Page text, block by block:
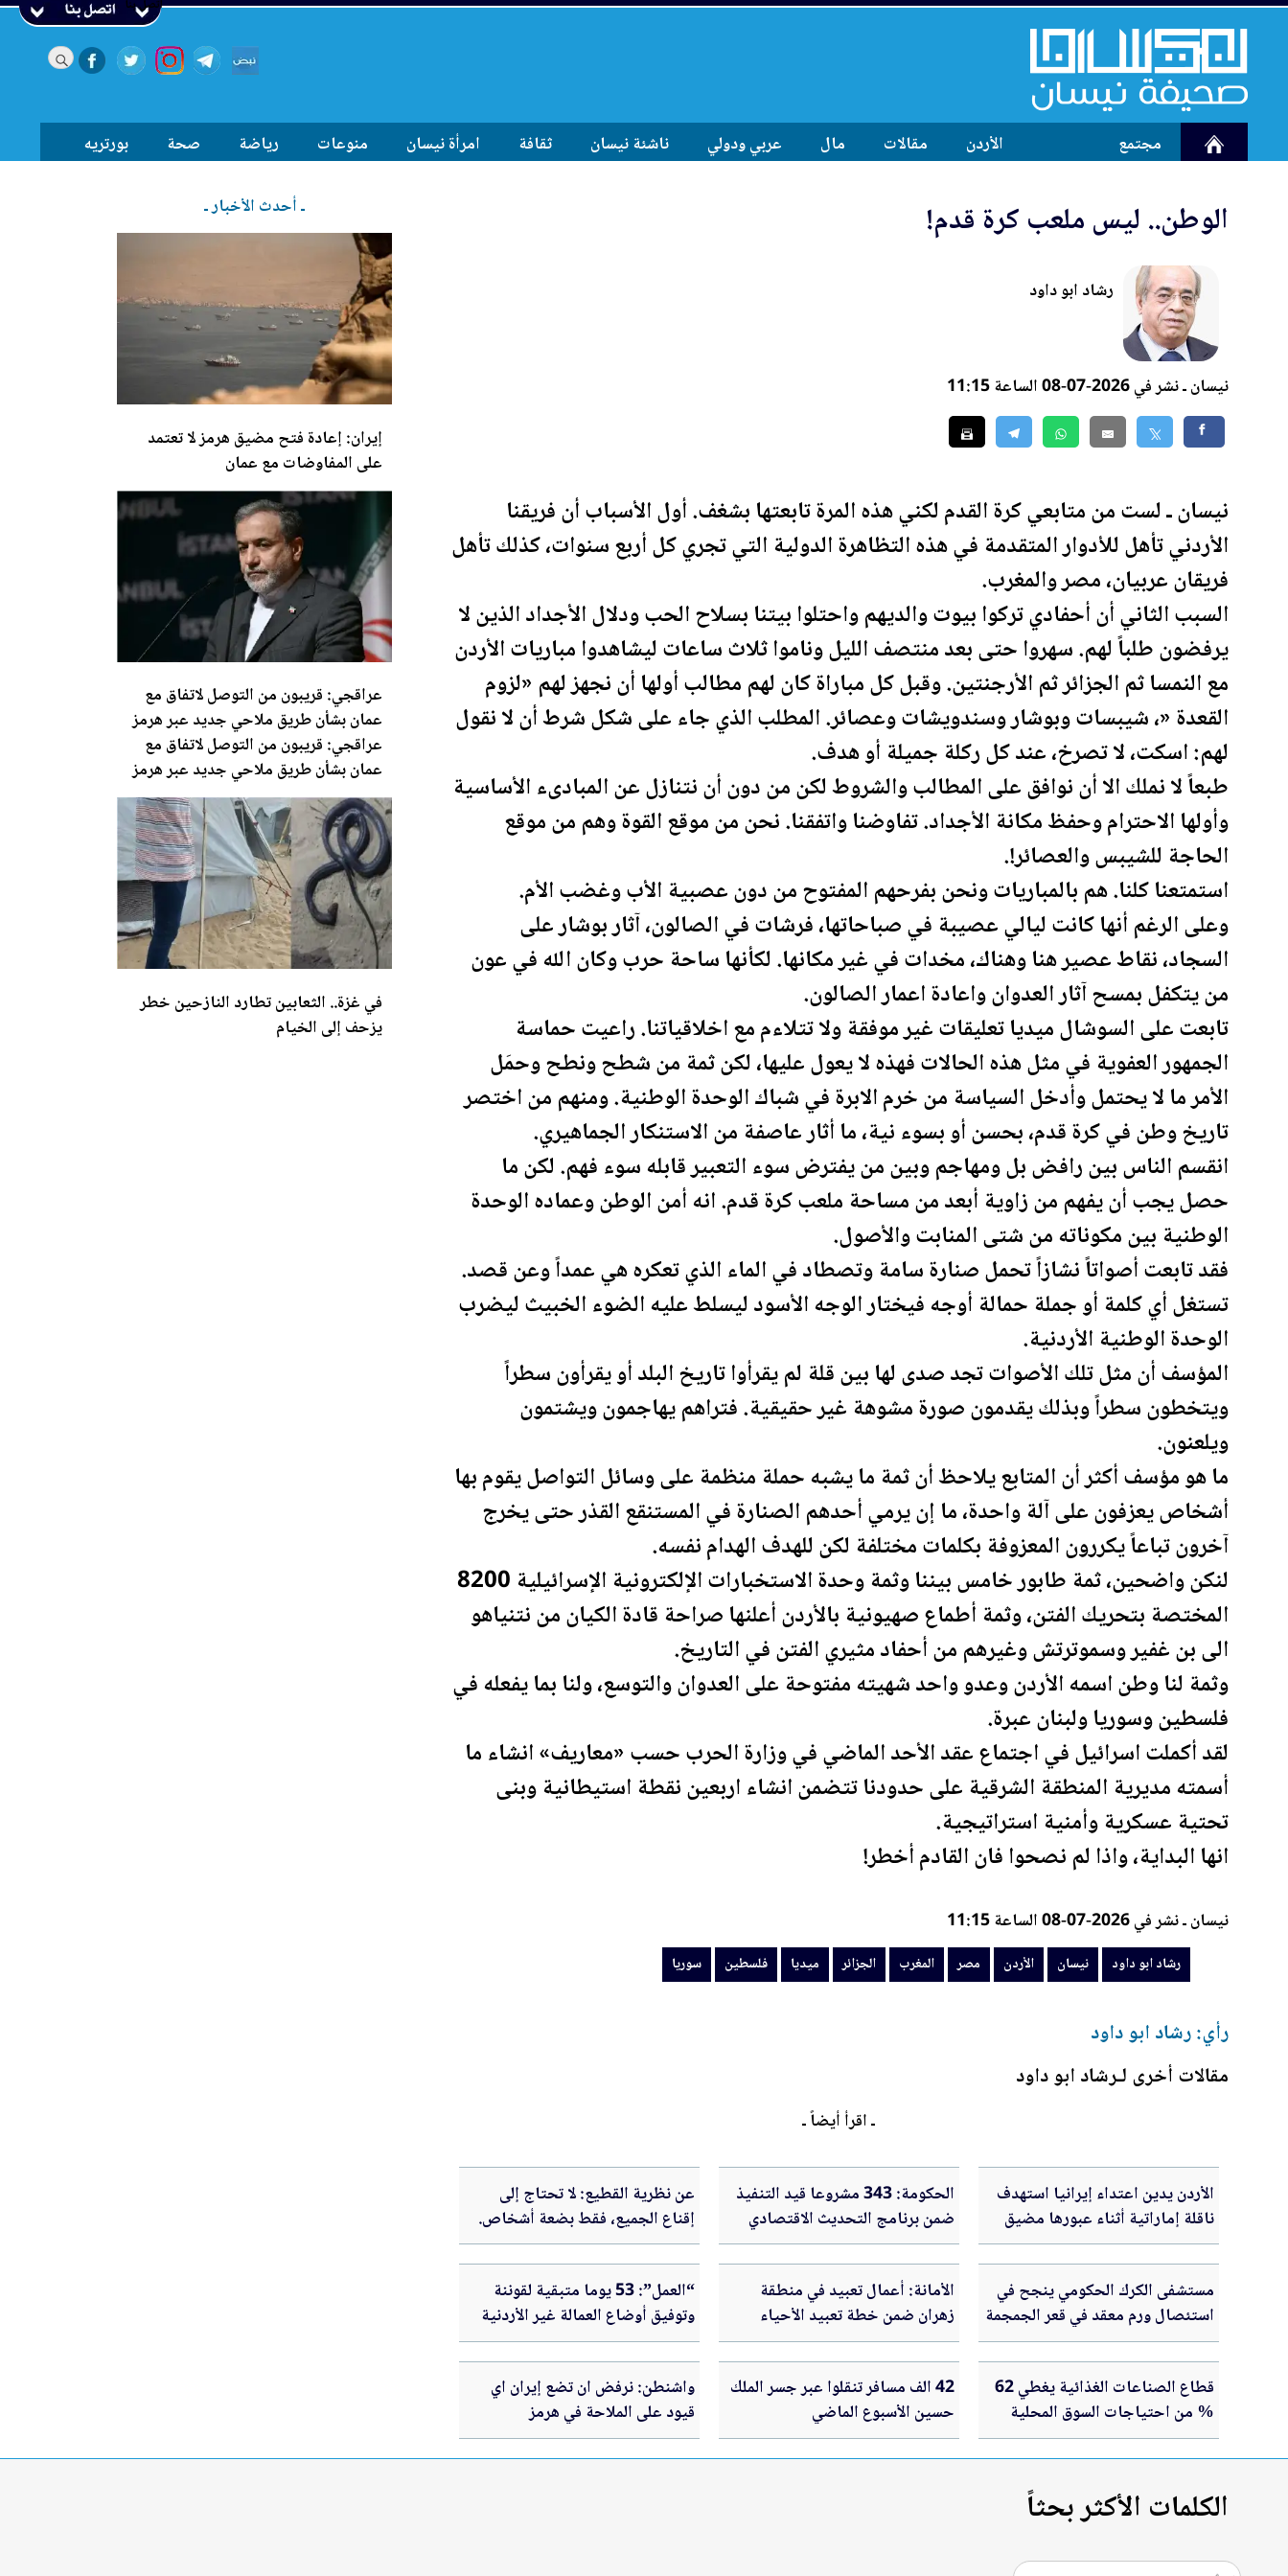
اتصل بنا
مجتمع الأردن مقالات مال عربي ودولي ناشئة نيسان ثقافة امرأة نيسان منوعات رياضة صحة بورتريه
الوطن.. ليس ملعب كرة قدم!
رشاد ابو داود
نيسان ـ نشر في 2026-07-08 الساعة 11:15
نيسان ـ لست من متابعي كرة القدم لكني هذه المرة تابعتها بشغف. أول الأسباب أن فريقنا
الأردني تأهل للأدوار المتقدمة في هذه التظاهرة الدولية التي تجري كل أربع سنوات، كذلك تأهل
فريقان عربيان،مصروالمغرب.
السبب الثاني أن أحفادي تركوا بيوت والديهم واحتلوا بيتنا بسلاح الحب ودلال الأجداد الذين لا
يرفضون طلباً لهم. سهروا حتى بعد منتصف الليل وناموا ثلاث ساعات ليشاهدوا مبارياتالأردن
مع النمسا ثمالجزائرثم الأرجنتين. وقبل كل مباراة كان لهم مطالب أولها أن نجهز لهم «لزوم
القعدة «، شيبسات وبوشار وسندويشات وعصائر. المطلب الذي جاء على شكل شرط أن لا نقول
لهم: اسكت، لا تصرخ، عند كل ركلة جميلة أو هدف.
طبعاً لا نملك الا أن نوافق على المطالب والشروط لكن من دون أن نتنازل عن المبادىء الأساسية
وأولها الاحترام وحفظ مكانة الأجداد. تفاوضنا واتفقنا. نحن من موقع القوة وهم من موقع
الحاجة للشيبس والعصائر!.
استمتعنا كلنا. هم بالمباريات ونحن بفرحهم المفتوح من دون عصبية الأب وغضب الأم.
وعلى الرغم أنها كانت ليالي عصيبة في صباحاتها، فرشات في الصالون، آثار بوشار على
السجاد، نقاط عصير هنا وهناك، مخدات في غير مكانها. لكأنها ساحة حرب وكان الله في عون
من يتكفل بمسح آثار العدوان واعادة اعمار الصالون.
تابعت على السوشالميدياتعليقات غير موفقة ولا تتلاءم مع اخلاقياتنا. راعيت حماسة
الجمهور العفوية في مثل هذه الحالات فهذه لا يعول عليها، لكن ثمة من شطح ونطح وحمَل
الأمر ما لا يحتمل وأدخل السياسة من خرم الابرة في شباك الوحدة الوطنية. ومنهم من اختصر
تاريخ وطن في كرة قدم، بحسن أو بسوء نية، ما أثار عاصفة من الاستنكار الجماهيري.
انقسم الناس بين رافض بل ومهاجم وبين من يفترض سوء التعبير قابله سوء فهم. لكن ما
حصل يجب أن يفهم من زاوية أبعد من مساحة ملعب كرة قدم. انه أمن الوطن وعماده الوحدة
الوطنية بين مكوناته من شتى المنابت والأصول.
فقد تابعت أصواتاً نشازاً تحمل صنارة سامة وتصطاد في الماء الذي تعكره هي عمداً وعن قصد.
تستغل أي كلمة أو جملة حمالة أوجه فيختار الوجه الأسود ليسلط عليه الضوء الخبيث ليضرب
الوحدة الوطنيةالأردنية.
المؤسف أن مثل تلك الأصوات تجد صدى لها بين قلة لم يقرأوا تاريخ البلد أو يقرأون سطراً
ويتخطون سطراً وبذلك يقدمون صورة مشوهة غير حقيقية. فتراهم يهاجمون ويشتمون
ويلعنون.
ما هو مؤسف أكثر أن المتابع يلاحظ أن ثمة ما يشبه حملة منظمة على وسائل التواصل يقوم بها
أشخاص يعزفون على آلة واحدة، ما إن يرمي أحدهم الصنارة في المستنقع القذر حتى يخرج
آخرون تباعاً يكررون المعزوفة بكلمات مختلفة لكن للهدف الهدام نفسه.
لنكن واضحين، ثمة طابور خامس بيننا وثمة وحدة الاستخبارات الإلكترونية الإسرائيلية 8200
المختصة بتحريك الفتن، وثمة أطماع صهيونية بالأردنأعلنها صراحة قادة الكيان من نتنياهو
الى بن غفير وسموترتش وغيرهم من أحفاد مثيري الفتن في التاريخ.
وثمة لنا وطن اسمهالأردنوعدو واحد شهيته مفتوحة على العدوان والتوسع، ولنا بما يفعله في
فلسطينوسورياولبنان عبرة.
لقد أكملت اسرائيل في اجتماع عقد الأحد الماضي في وزارة الحرب حسب «معاريف» انشاء ما
أسمته مديرية المنطقة الشرقية على حدودنا تتضمن انشاء اربعين نقطة استيطانية وبنى
تحتية عسكرية وأمنية استراتيجية.
انها البداية، واذا لم نصحوا فان القادم أخطر!
نيسان ـ نشر في 2026-07-08 الساعة 11:15
رشاد ابو داود نيسان الأردن مصر المغرب الجزائر ميديا فلسطين سوريا
رأي: رشاد ابو داود
مقالات أخرى لـرشاد ابو داود
ـ اقرأ أيضاً ـ
الأردن يدين اعتداء إيرانيا استهدف
ناقلة إماراتية أثناء عبورها مضيق
هرمز
الحكومة: 343 مشروعا قيد التنفيذ
ضمن برنامج التحديث الاقتصادي
عن نظرية القطيع: لا تحتاج إلى
إقناع الجميع، فقط بضعة أشخاص.
مستشفى الكرك الحكومي ينجح في
استئصال ورم معقد في قعر الجمجمة
الأمانة: أعمال تعبيد في منطقة
زهران ضمن خطة تعبيد الأحياء
“العمل”: 53 يوما متبقية لقوننة
وتوفيق أوضاع العمالة غير الأردنية
المخالفة
قطاع الصناعات الغذائية يغطي 62
% من احتياجات السوق المحلية
42 الف مسافر تنقلوا عبر جسر الملك
حسين الأسبوع الماضي
واشنطن: نرفض ان تضع إيران اي
قيود على الملاحة في هرمز
ـ أحدث الأخبار ـ
إيران: إعادة فتح مضيق هرمز لا تعتمد
على المفاوضات مع عمان
عراقجي: قريبون من التوصل لاتفاق مع
عمانبشأن طريق ملاحي جديد عبر هرمز
عراقجي: قريبون من التوصل لاتفاق مع
عمان بشأن طريق ملاحي جديد عبر هرمز
في غزة.. الثعابين تطارد النازحين خطر
يزحف إلى الخيام
الكلمات الأكثر بحثاً